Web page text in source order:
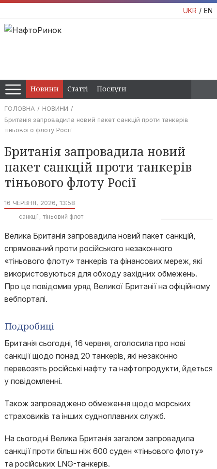
UKR EN
Новини Статті Послуги
ГОЛОВНА
НОВИНИ
Британія запровадила новий пакет санкцій проти танкерів
тіньового флоту Росії
Британія запровадила новий
пакет санкцій проти танкерів
тіньового флоту Росії
16 ЧЕРВНЯ, 2026, 13:58
санкції тіньовий флот
Велика Британія запровадила новий пакет санкцій,
спрямований проти російського незаконного
«тіньового флоту» танкерів та фінансових мереж, які
використовуються для обходу західних обмежень.
Про це повідомив уряд Великої Британії на офіційному
вебпорталі.
Подробиці
Британія сьогодні, 16 червня, оголосила про нові
санкції щодо понад 20 танкерів, які незаконно
перевозять російські нафту та нафтопродукти, йдеться
у повідомленні.
Також запроваджено обмеження щодо морських
страховиків та інших судноплавних служб.
На сьогодні Велика Британія загалом запровадила
санкції проти більш ніж 600 суден «тіньового флоту»
та російських LNG-танкерів.